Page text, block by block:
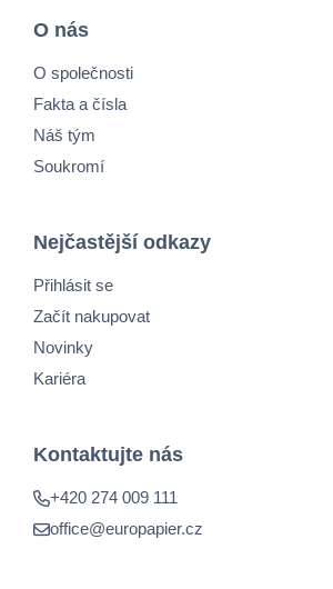
O nás
O společnosti
Fakta a čísla
Náš tým
Soukromí
Nejčastější odkazy
Přihlásit se
Začít nakupovat
Novinky
Kariéra
Kontaktujte nás
+420 274 009 111
office@europapier.cz